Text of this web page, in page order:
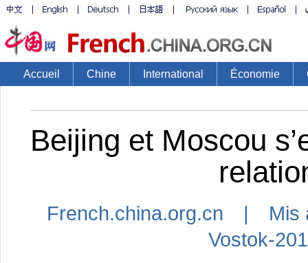
Accueil Chine International Économie
Beijing et Moscou
French.china.org.cn |
Vostok-